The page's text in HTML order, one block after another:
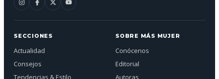
SECCIONES
Actualidad
Consejos
Tendencias & Estilo
SOBRE MÁS MUJER
Conócenos
Editorial
Autoras